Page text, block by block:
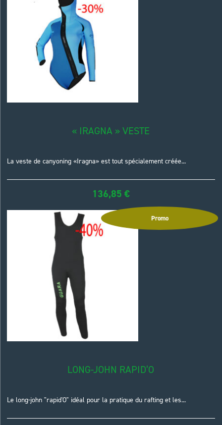
« IRAGNA » VESTE
La veste de canyoning «Iragna» est tout spécialement créée...
136,85 €
Promo
LONG-JOHN RAPID’O
Le long-john "rapid'O" idéal pour la pratique du rafting et les...